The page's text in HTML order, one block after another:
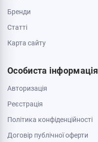
Бренди
Cтатті
Карта сайту
Особиста інформація
Авторизація
Реєстрація
Політика конфіденційності
Договір публічної оферти